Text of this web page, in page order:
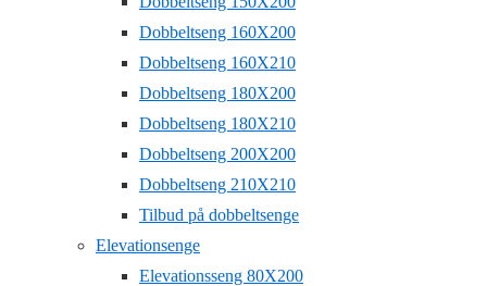
Dobbeltseng 160X200
Dobbeltseng 160X210
Dobbeltseng 180X200
Dobbeltseng 180X210
Dobbeltseng 200X200
Dobbeltseng 210X210
Tilbud på dobbeltsenge
Elevationsenge
Elevationsseng 80X200